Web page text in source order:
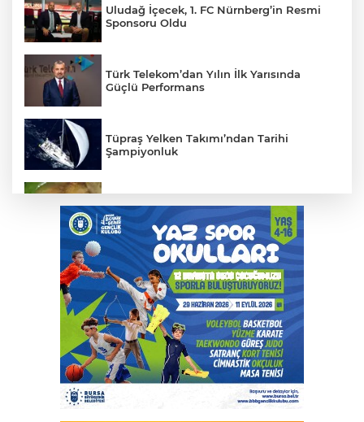
Uludağ İçecek, 1. FC Nürnberg’in Resmi
Sponsoru Oldu
Türk Telekom’dan Yılın İlk Yarısında
Güçlü Performans
Tüpraş Yelken Takımı’ndan Tarihi
Şampiyonluk
Mudanya'da zeytin sineğiyle mücadele
Cumhurbaşkanı Erdoğan, Suudi
Arabistan yolcusu
405 Günde Geliştirilen Süper Otomobil:
Audi Nuvolari
Bursa Osmangazi’nin nabzını